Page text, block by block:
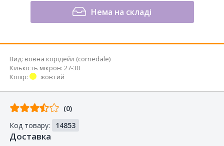
Нема на складі
Вид: вовна корідейл (corriedale)
Кількість мікрон: 27-30
Колір: жовтий
Відгуків
покупців
(0)
Код товару:
14853
Доставка